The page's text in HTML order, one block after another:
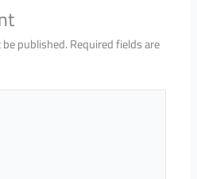
published.Required fields are